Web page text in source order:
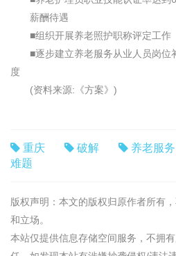
薪酬待遇
■组织开展养老照护职称评定工作
■逐步建立养老服务从业人员岗位
度
(资料来源:《方案》)
重庆 破解 养老服务
难题
版权声明：本文的版权归原作者所有
和立场。
本站仅提供信息存储空间服务，不拥